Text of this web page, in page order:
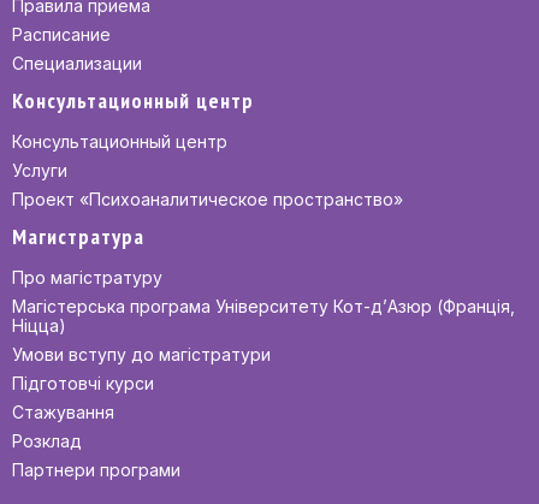
Правила приёма
Расписание
Специализации
Консультационный центр
Консультационный центр
Услуги
Проект «Психоаналитическое пространство»
Магистратура
Про магістратуру
Магістерська програма Університету Кот-д’Азюр (Франція,
Ніцца)
Умови вступу до магістратури
Підготовчі курси
Стажування
Розклад
Партнери програми